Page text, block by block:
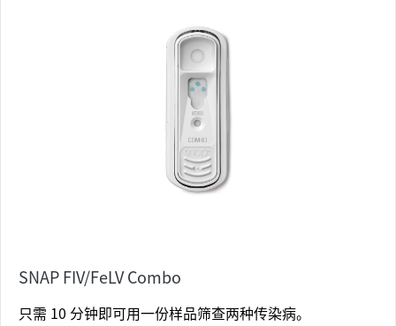
SNAP FIV/FeLV Combo
只需 10 分钟即可用一份样品筛查两种传染病。